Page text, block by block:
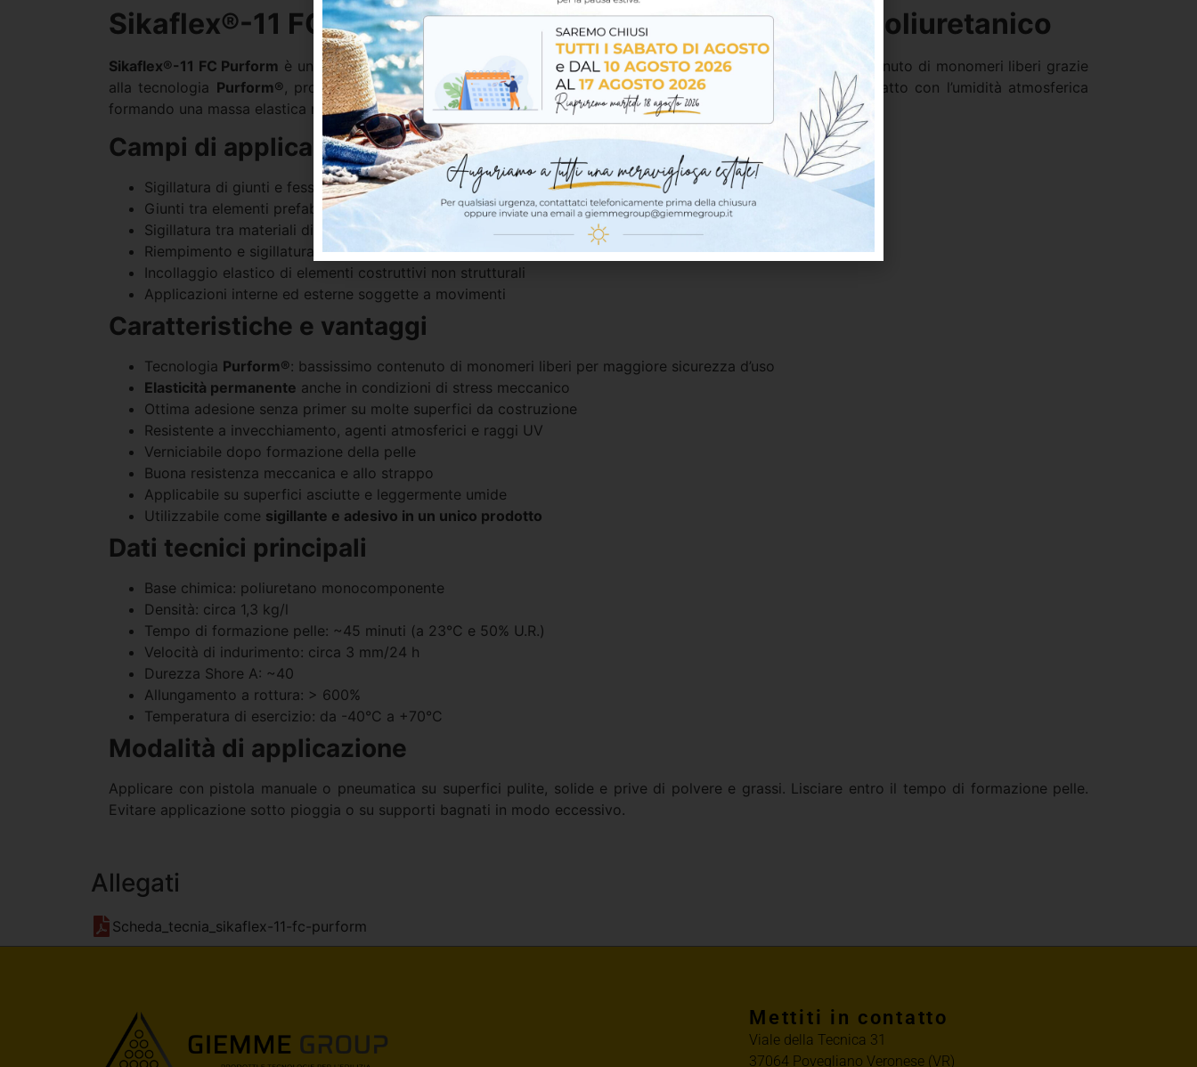
Sikaflex®-11 FC Purform – Sigillante e adesivo elastico poliuretanico
Sikaflex®-11 FC Purform è un sigillante e adesivo elastico monocomponente a base poliuretanica, a basso contenuto di monomeri liberi grazie
alla tecnologia Purform®, progettato per applicazioni in edilizia sia in interno che in esterno. Indurisce a contatto con l’umidità atmosferica
formando una massa elastica resistente, durevole e ad alte prestazioni.
Campi di applicazione
Sigillatura di giunti e fessure in edilizia
Giunti tra elementi prefabbricati e strutture in calcestruzzo
Sigillatura tra materiali differenti (metallo, legno, PVC, calcestruzzo)
Riempimento e sigillatura per serramenti, davanzali e soglie
Incollaggio elastico di elementi costruttivi non strutturali
Applicazioni interne ed esterne soggette a movimenti
Caratteristiche e vantaggi
Tecnologia Purform®: bassissimo contenuto di monomeri liberi per maggiore sicurezza d’uso
Elasticità permanente anche in condizioni di stress meccanico
Ottima adesione senza primer su molte superfici da costruzione
Resistente a invecchiamento, agenti atmosferici e raggi UV
Verniciabile dopo formazione della pelle
Buona resistenza meccanica e allo strappo
Applicabile su superfici asciutte e leggermente umide
Utilizzabile come sigillante e adesivo in un unico prodotto
Dati tecnici principali
Base chimica: poliuretano monocomponente
Densità: circa 1,3 kg/l
Tempo di formazione pelle: ~45 minuti (a 23°C e 50% U.R.)
Velocità di indurimento: circa 3 mm/24 h
Durezza Shore A: ~40
Allungamento a rottura: > 600%
Temperatura di esercizio: da -40°C a +70°C
Modalità di applicazione
Applicare con pistola manuale o pneumatica su superfici pulite, solide e prive di polvere e grassi. Lisciare entro il tempo di formazione pelle.
Evitare applicazione sotto pioggia o su supporti bagnati in modo eccessivo.
Allegati
Scheda_tecnia_sikaflex-11-fc-purform
Mettiti in contatto
Viale della Tecnica 31
37064 Povegliano Veronese (VR)